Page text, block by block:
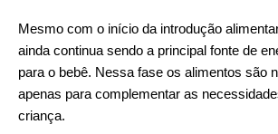
Mesmo com o início da introdução
ainda continua sendo a principal fonte de
para o bebê. Nessa fase os alimentos são
apenas para complementar as
criança.